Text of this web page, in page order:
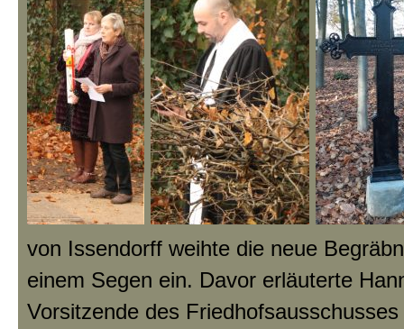
von Issendorff weihte die neue
einem Segen ein. Davor erläuterte
Vorsitzende des